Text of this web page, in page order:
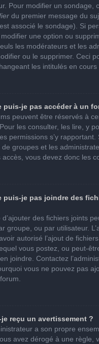
Pour modifier un sondage,
du premier message du
associé le sondage). Si
modifier une option ou
les modérateurs et les
ou le supprimer. Ceci
les intitulés en cours
puis-je pas accéder à un
peuvent être réservés à
les consulter, les lire, y
permissions s’y rapportant.
de groupes et les
vous devez donc les
puis-je pas joindre des
d’ajouter des fichiers joints
groupe, ou par utilisateur.
autorisé l’ajout de
vous postez, ou peut-
joindre. Contactez
vous ne pouvez pas
reçu un avertissement ?
a son propre
avez dérogé à une règle,